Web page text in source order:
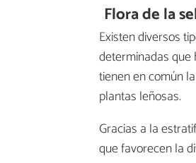
Flora de la
Existen diversos
determinadas que
tienen en común
plantas leñosas.
Gracias a la
que favorecen la